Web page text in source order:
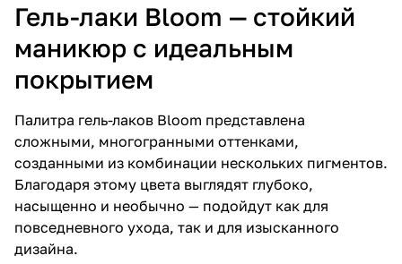
Гель-лаки Bloom — стойкий
маникюр с идеальным
покрытием
Палитра гель-лаков Bloom представлена
сложными, многогранными оттенками,
созданными из комбинации нескольких пигментов.
Благодаря этому цвета выглядят глубоко,
насыщенно и необычно — подойдут как для
повседневного ухода, так и для изысканного
дизайна.